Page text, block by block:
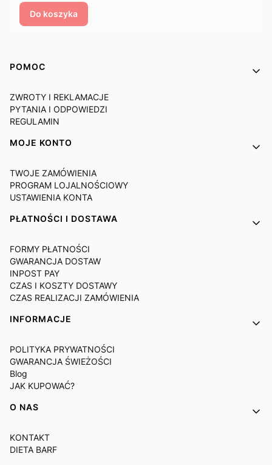
Do koszyka
Linki w stopce
POMOC
ZWROTY I REKLAMACJE
PYTANIA I ODPOWIEDZI
REGULAMIN
MOJE KONTO
TWOJE ZAMÓWIENIA
PROGRAM LOJALNOŚCIOWY
USTAWIENIA KONTA
PŁATNOŚCI I DOSTAWA
FORMY PŁATNOŚCI
GWARANCJA DOSTAW
INPOST PAY
CZAS I KOSZTY DOSTAWY
CZAS REALIZACJI ZAMÓWIENIA
INFORMACJE
POLITYKA PRYWATNOŚCI
GWARANCJA ŚWIEŻOŚCI
Blog
JAK KUPOWAĆ?
O NAS
KONTAKT
DIETA BARF